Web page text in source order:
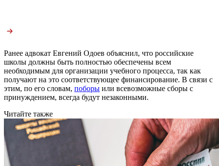
Ранее адвокат Евгений Одоев объяснил, что российские
школы должны быть полностью обеспечены всем
необходимым для организации учебного процесса, так как
получают на это соответствующее финансирование. В связи с
этим, по его словам, поборы или всевозможные сборы с
принуждением, всегда будут незаконными.
Читайте также